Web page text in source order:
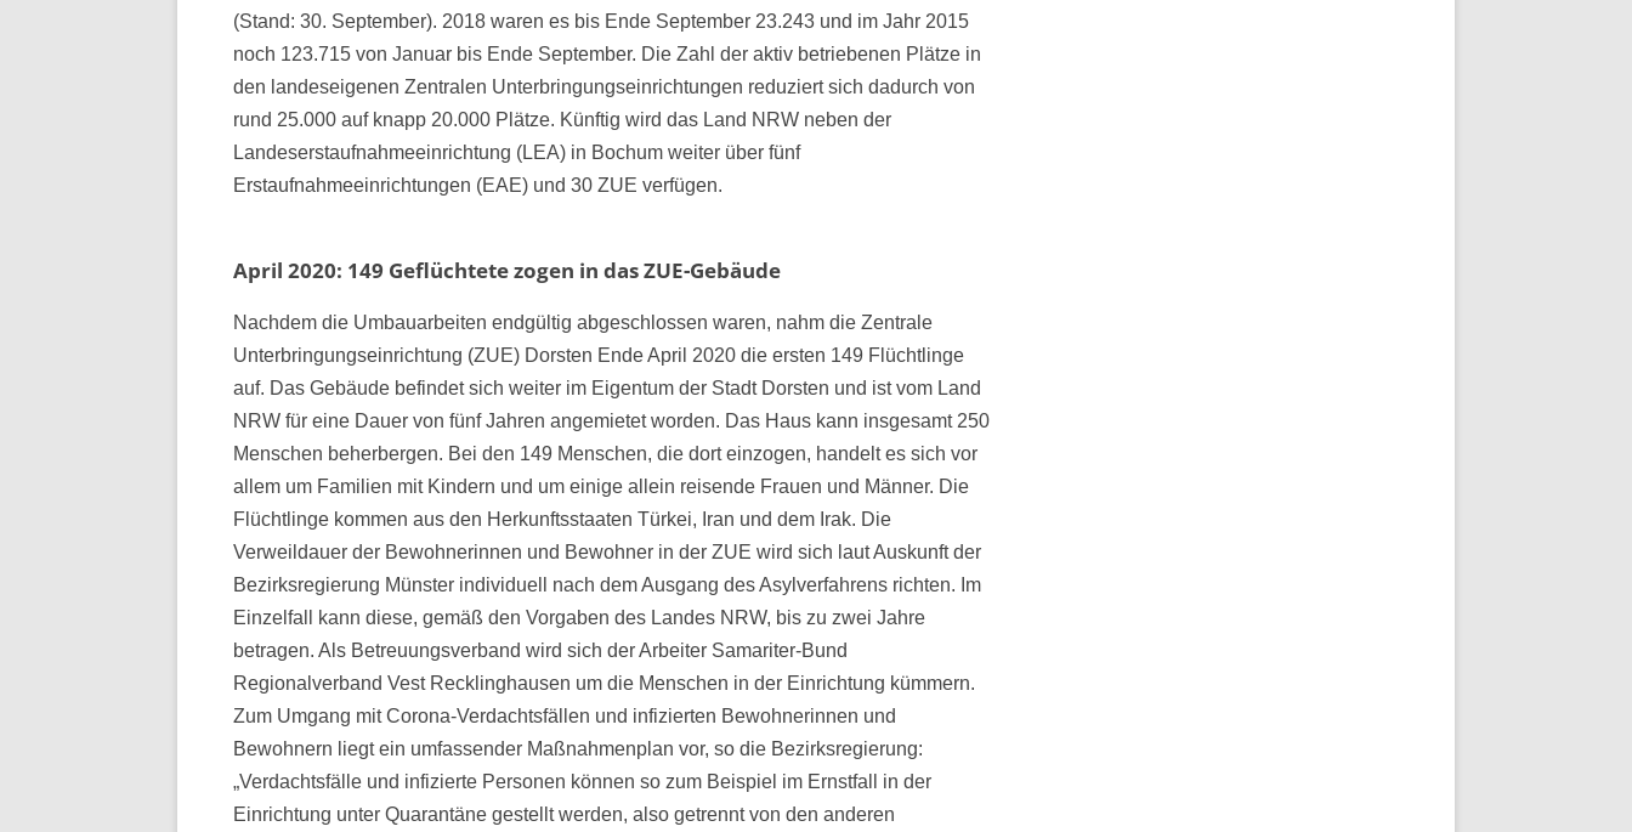
(Stand: 30. September). 2018 waren es bis Ende September 23.243 und im Jahr 2015
noch 123.715 von Januar bis Ende September. Die Zahl der aktiv betriebenen Plätze in
den landeseigenen Zentralen Unterbringungseinrichtungen reduziert sich dadurch von
rund 25.000 auf knapp 20.000 Plätze. Künftig wird das Land NRW neben der
Landeserstaufnahmeeinrichtung (LEA) in Bochum weiter über fünf
Erstaufnahmeeinrichtungen (EAE) und 30 ZUE verfügen.
April 2020: 149 Geflüchtete zogen in das ZUE-Gebäude
Nachdem die Umbauarbeiten endgültig abgeschlossen waren, nahm die Zentrale
Unterbringungseinrichtung (ZUE) Dorsten Ende April 2020 die ersten 149 Flüchtlinge
auf. Das Gebäude befindet sich weiter im Eigentum der Stadt Dorsten und ist vom Land
NRW für eine Dauer von fünf Jahren angemietet worden. Das Haus kann insgesamt 250
Menschen beherbergen. Bei den 149 Menschen, die dort einzogen, handelt es sich vor
allem um Familien mit Kindern und um einige allein reisende Frauen und Männer. Die
Flüchtlinge kommen aus den Herkunftsstaaten Türkei, Iran und dem Irak. Die
Verweildauer der Bewohnerinnen und Bewohner in der ZUE wird sich laut Auskunft der
Bezirksregierung Münster individuell nach dem Ausgang des Asylverfahrens richten. Im
Einzelfall kann diese, gemäß den Vorgaben des Landes NRW, bis zu zwei Jahre
betragen. Als Betreuungsverband wird sich der Arbeiter Samariter-Bund
Regionalverband Vest Recklinghausen um die Menschen in der Einrichtung kümmern.
Zum Umgang mit Corona-Verdachtsfällen und infizierten Bewohnerinnen und
Bewohnern liegt ein umfassender Maßnahmenplan vor, so die Bezirksregierung:
„Verdachtsfälle und infizierte Personen können so zum Beispiel im Ernstfall in der
Einrichtung unter Quarantäne gestellt werden, also getrennt von den anderen